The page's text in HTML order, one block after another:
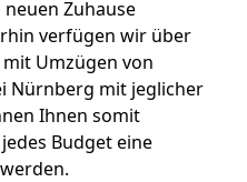
Zuhause
verfügen wir über
Umzügen von
Nürnberg mit jeglicher
Ihnen somit
Budget eine